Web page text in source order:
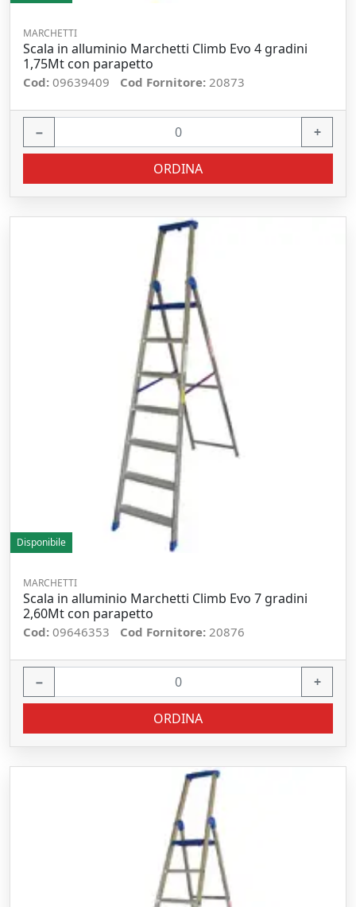
MARCHETTI
Scala in alluminio Marchetti Climb Evo 4 gradini
1,75Mt con parapetto
Cod: 09639409 Cod Fornitore: 20873
− +
ORDINA
Disponibile
MARCHETTI
Scala in alluminio Marchetti Climb Evo 7 gradini
2,60Mt con parapetto
Cod: 09646353 Cod Fornitore: 20876
− +
ORDINA